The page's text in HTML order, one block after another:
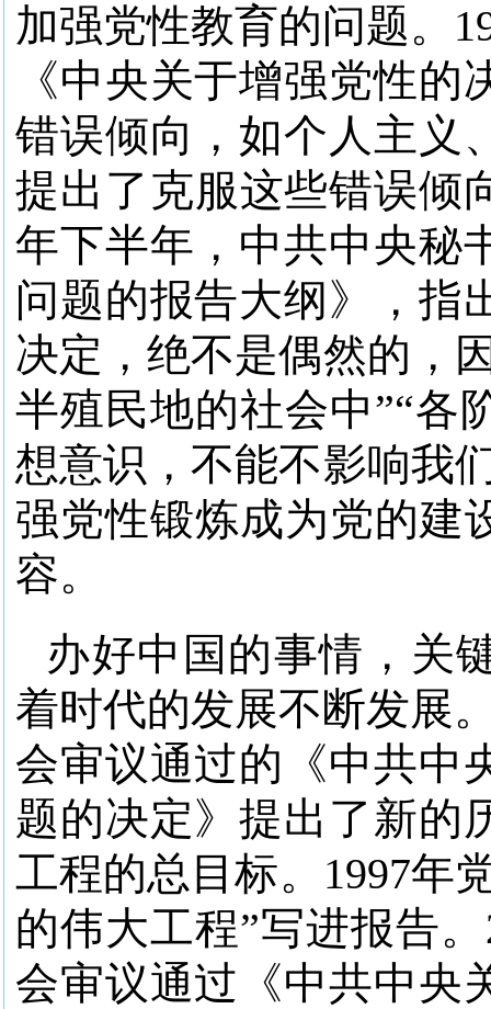
加强党性教育的问题。
《中央关于增强党性
错误倾向，如个人主义
提出了克服这些错误倾
年下半年，中共中央秘
问题的报告大纲》，指
决定，绝不是偶然的，
半殖民地的社会中”“各
想意识，不能不影响我
强党性锻炼成为党的建
容。
办好中国的事情，关
着时代的发展不断发展
会审议通过的《中共中
题的决定》提出了新的
工程的总目标。1997年
的伟大工程”写进报告
会审议通过《中共中央